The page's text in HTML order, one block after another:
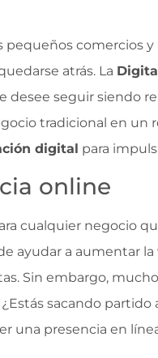
comercios
atrás. La
desee seguir siendo
tradicional en un
digital para
online
cualquier negocio
ayudar a aumentar
Sin embargo,
¿Estás sacando
una presencia en